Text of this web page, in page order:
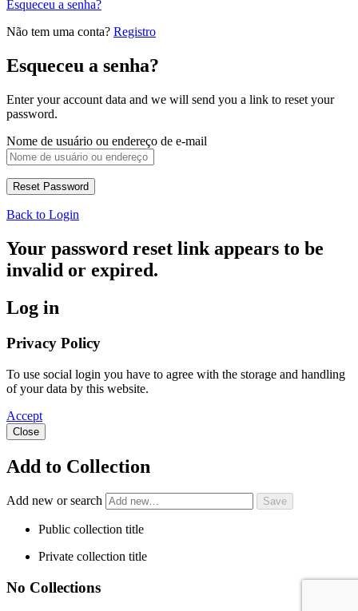
Esqueceu a senha?
Não tem uma conta? Registro
Esqueceu a senha?
Enter your account data and we will send you a link to reset your
password.
Nome de usuário ou endereço de e-mail
Back to Login
Your password reset link appears to be
invalid or expired.
Log in
Privacy Policy
To use social login you have to agree with the storage and handling
of your data by this website.
Accept
Close
Add to Collection
Add new or search
Public collection title
Private collection title
No Collections